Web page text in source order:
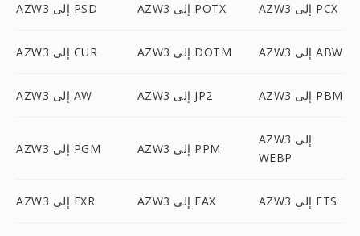
AZW3 إلى PSD AZW3 إلى POTX AZW3 إلى PCX
AZW3 إلى CUR AZW3 إلى DOTM AZW3 إلى ABW
AZW3 إلى AW AZW3 إلى JP2 AZW3 إلى PBM
AZW3 إلى PGM AZW3 إلى PPM
AZW3 إلى
WEBP
AZW3 إلى EXR AZW3 إلى FAX AZW3 إلى FTS